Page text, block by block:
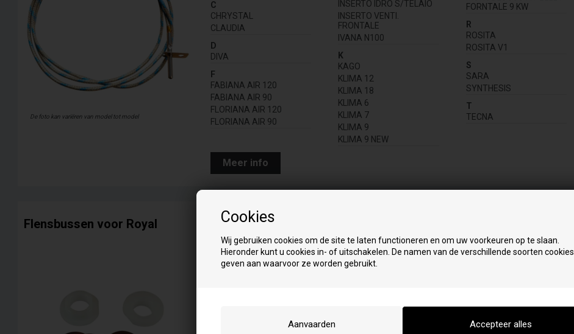
Cookies
Wij gebruiken cookies om de site te laten functioneren en om uw voorkeuren op te slaan.
Hieronder kunt u cookies in- of uitschakelen. De namen van de verschillende soorten cookies
geven aan waarvoor ze worden gebruikt.
De foto kan variëren van model tot model
C
CHRYSTAL
CLAUDIA
D
DIVA
F
FABIANA AIR 120
FABIANA AIR 90
FLORIANA AIR 120
FLORIANA AIR 90
INSERTO IDRO S/TELAIO
INSERTO VENTI.
FRONTALE
IVANA N100
K
KAGO
KLIMA 12
KLIMA 18
KLIMA 6
KLIMA 7
KLIMA 9
KLIMA 9 NEW
FORNTALE 9 KW
R
ROSITA
ROSITA V1
S
SARA
SYNTHESIS
T
TECNA
Meer info
Flensbussen voor Royal
Geschikt voor:
Alle modellen